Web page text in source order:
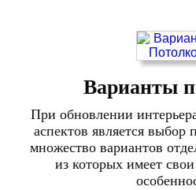
Варианты
При обновлении
аспектов является выбор
множество вариантов
из которых имеет